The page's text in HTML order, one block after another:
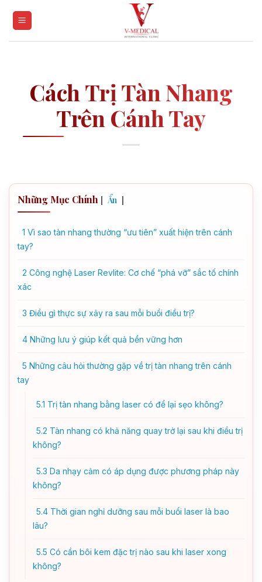
Cách Trị Tàn Nhang
Trên Cánh Tay
Những Mục Chính [ Ẩn ]
1 Vì sao tàn nhang thường “ưu tiên” xuất hiện trên cánh
tay?
2 Công nghệ Laser Revlite: Cơ chế “phá vỡ” sắc tố chính
xác
3 Điều gì thực sự xảy ra sau mỗi buổi điều trị?
4 Những lưu ý giúp kết quả bền vững hơn
5 Những câu hỏi thường gặp về trị tàn nhang trên cánh
tay
5.1 Trị tàn nhang bằng laser có để lại sẹo không?
5.2 Tàn nhang có khả năng quay trở lại sau khi điều trị
không?
5.3 Da nhạy cảm có áp dụng được phương pháp này
không?
5.4 Thời gian nghỉ dưỡng sau mỗi buổi laser là bao
lâu?
5.5 Có cần bôi kem đặc trị nào sau khi laser xong
không?